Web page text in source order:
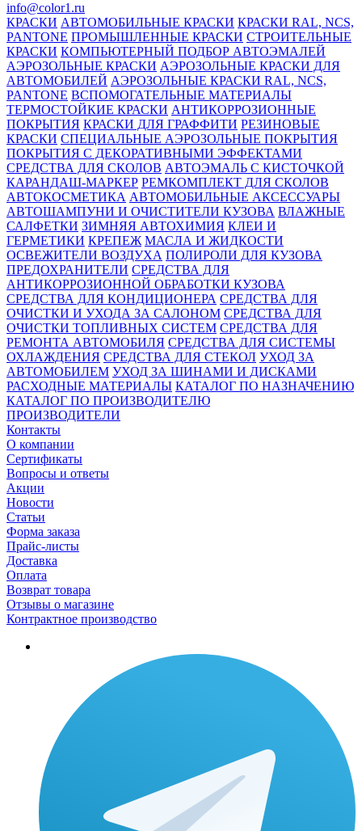
info@color1.ru
КРАСКИ АВТОМОБИЛЬНЫЕ КРАСКИ КРАСКИ RAL, NCS,
PANTONE ПРОМЫШЛЕННЫЕ КРАСКИ СТРОИТЕЛЬНЫЕ
КРАСКИ КОМПЬЮТЕРНЫЙ ПОДБОР АВТОЭМАЛЕЙ
АЭРОЗОЛЬНЫЕ КРАСКИ АЭРОЗОЛЬНЫЕ КРАСКИ ДЛЯ
АВТОМОБИЛЕЙ АЭРОЗОЛЬНЫЕ КРАСКИ RAL, NCS,
PANTONE ВСПОМОГАТЕЛЬНЫЕ МАТЕРИАЛЫ
ТЕРМОСТОЙКИЕ КРАСКИ АНТИКОРРОЗИОННЫЕ
ПОКРЫТИЯ КРАСКИ ДЛЯ ГРАФФИТИ РЕЗИНОВЫЕ
КРАСКИ СПЕЦИАЛЬНЫЕ АЭРОЗОЛЬНЫЕ ПОКРЫТИЯ
ПОКРЫТИЯ С ДЕКОРАТИВНЫМИ ЭФФЕКТАМИ
СРЕДСТВА ДЛЯ СКОЛОВ АВТОЭМАЛЬ С КИСТОЧКОЙ
КАРАНДАШ-МАРКЕР РЕМКОМПЛЕКТ ДЛЯ СКОЛОВ
АВТОКОСМЕТИКА АВТОМОБИЛЬНЫЕ АКСЕССУАРЫ
АВТОШАМПУНИ И ОЧИСТИТЕЛИ КУЗОВА ВЛАЖНЫЕ
САЛФЕТКИ ЗИМНЯЯ АВТОХИМИЯ КЛЕИ И
ГЕРМЕТИКИ КРЕПЕЖ МАСЛА И ЖИДКОСТИ
ОСВЕЖИТЕЛИ ВОЗДУХА ПОЛИРОЛИ ДЛЯ КУЗОВА
ПРЕДОХРАНИТЕЛИ СРЕДСТВА ДЛЯ
АНТИКОРРОЗИОННОЙ ОБРАБОТКИ КУЗОВА
СРЕДСТВА ДЛЯ КОНДИЦИОНЕРА СРЕДСТВА ДЛЯ
ОЧИСТКИ И УХОДА ЗА САЛОНОМ СРЕДСТВА ДЛЯ
ОЧИСТКИ ТОПЛИВНЫХ СИСТЕМ СРЕДСТВА ДЛЯ
РЕМОНТА АВТОМОБИЛЯ СРЕДСТВА ДЛЯ СИСТЕМЫ
ОХЛАЖДЕНИЯ СРЕДСТВА ДЛЯ СТЕКОЛ УХОД ЗА
АВТОМОБИЛЕМ УХОД ЗА ШИНАМИ И ДИСКАМИ
РАСХОДНЫЕ МАТЕРИАЛЫ КАТАЛОГ ПО НАЗНАЧЕНИЮ
КАТАЛОГ ПО ПРОИЗВОДИТЕЛЮ
ПРОИЗВОДИТЕЛИ
Контакты
О компании
Сертификаты
Вопросы и ответы
Акции
Новости
Статьи
Форма заказа
Прайс-листы
Доставка
Оплата
Возврат товара
Отзывы о магазине
Контрактное производство